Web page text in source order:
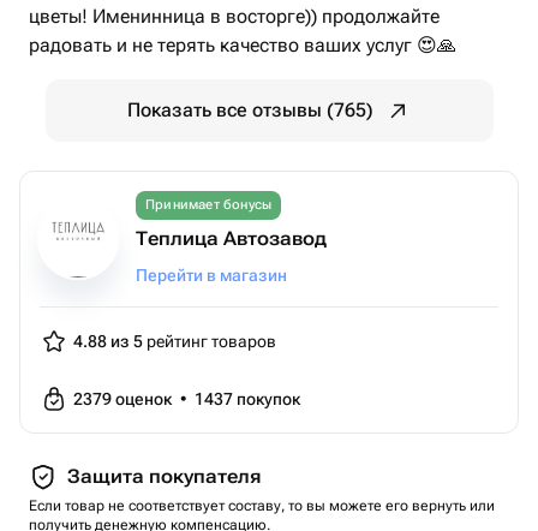
цветы! Именинница в восторге)) продолжайте
радовать и не терять качество ваших услуг 😍🙏
Показать все отзывы (765)
Принимает бонусы
Теплица Автозавод
Перейти в магазин
4.88 из 5 рейтинг товаров
2379оценок • 1437 покупок
Защита покупателя
Если товар не соответствует составу, то вы можете его вернуть или
получить денежную компенсацию.